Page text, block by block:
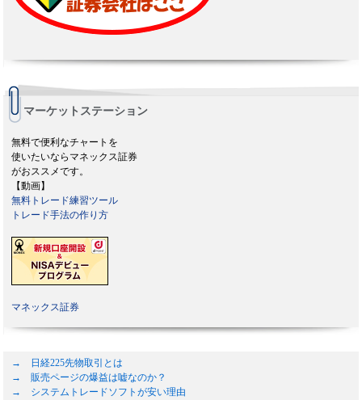
マーケットステーション
無料で便利なチャートを
使いたいならマネックス証券
がおススメです。
【動画】
無料トレード練習ツール
トレード手法の作り方
マネックス証券
→ 日経225先物取引とは
→ 販売ページの爆益は嘘なのか？
→ システムトレードソフトが安い理由